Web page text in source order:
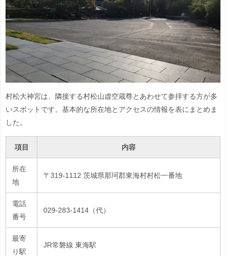
村松大神宮は、隣接する村松山虚空蔵尊とあわせて参拝する方が多
いスポットです。基本的な所在地とアクセスの情報を表にまとめま
した。
項目 内容
所在
地
〒319-1112 茨城県那珂郡東海村村松一番地
電話
番号
029-283-1414（代）
最寄
り駅
JR常磐線 東海駅